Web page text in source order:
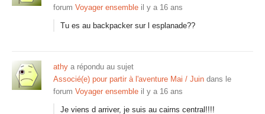
forum Voyager ensemble il y a 16 ans
Tu es au backpacker sur l esplanade??
athy a répondu au sujet
Associé(e) pour partir à l'aventure Mai / Juin dans le
forum Voyager ensemble il y a 16 ans
Je viens d arriver, je suis au cairns central!!!!